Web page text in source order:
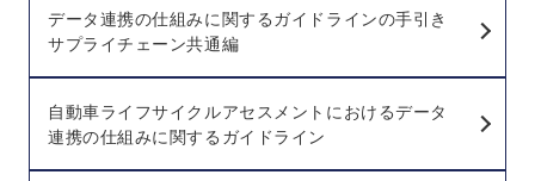
データ連携の仕組みに関するガイドラインの手引き
サプライチェーン共通編
自動車ライフサイクルアセスメントにおけるデータ
連携の仕組みに関するガイドライン